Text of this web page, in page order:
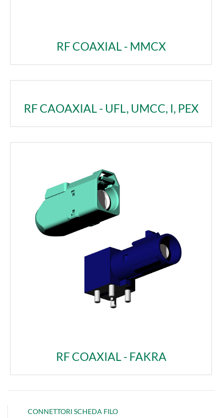
RF COAXIAL - MMCX
RF CAOAXIAL - UFL, UMCC, I, PEX
RF COAXIAL - FAKRA
CONNETTORI SCHEDA FILO